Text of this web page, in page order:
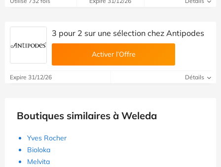
3 pour 2 sur une sélection chez Antipodes
Activer l’Offre
Expire 31/12/26 Détails
Boutiques similaires à Weleda
Yves Rocher
Bioloka
Melvita